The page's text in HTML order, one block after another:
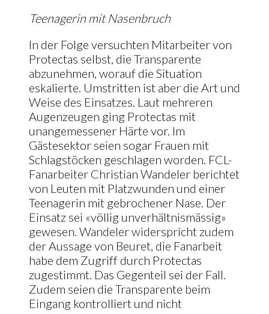
Teenagerin mit Nasenbruch
In der Folge versuchten Mitarbeiter von
Protectas selbst, die Transparente
abzunehmen, worauf die Situation
eskalierte. Umstritten ist aber die Art und
Weise des Einsatzes. Laut mehreren
Augenzeugen ging Protectas mit
unangemessener Härte vor. Im
Gästesektor seien sogar Frauen mit
Schlagstöcken geschlagen worden. FCL-
Fanarbeiter Christian Wandeler berichtet
von Leuten mit Platzwunden und einer
Teenagerin mit gebrochener Nase. Der
Einsatz sei «völlig unverhältnismässig»
gewesen. Wandeler widerspricht zudem
der Aussage von Beuret, die Fanarbeit
habe dem Zugriff durch Protectas
zugestimmt. Das Gegenteil sei der Fall.
Zudem seien die Transparente beim
Eingang kontrolliert und nicht